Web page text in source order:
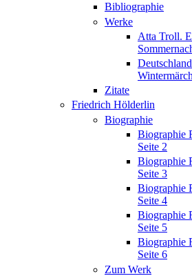
Bibliographie
Werke
Atta Troll.
Zitate
Friedrich Hölderlin
Biographie
Biographie
Seite 2
Biographie
Seite 3
Biographie
Seite 4
Biographie
Seite 5
Biographie
Seite 6
Zum Werk